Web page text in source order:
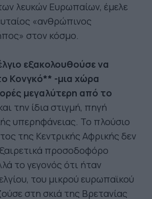
λευκών Ευρωπαίων, έμελε
«ανθρώπινος
στον κόσμο.
εξακολουθούσε να
Κονγκό** -μια χώρα
μεγαλύτερη από το
την ίδια στιγμή, πηγή
υπερηφάνειας. Το πλούσιο
της Κεντρικής Αφρικής δεν
προσοδοφόρο
το γεγονός ότι ήταν
του μικρού ευρωπαϊκού
στη σκιά της Βρετανίας